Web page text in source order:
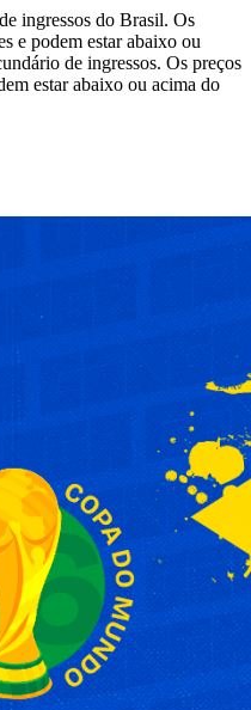
ingressos do Brasil. Os
e podem estar abaixo ou
de ingressos. Os preços
estar abaixo ou acima do